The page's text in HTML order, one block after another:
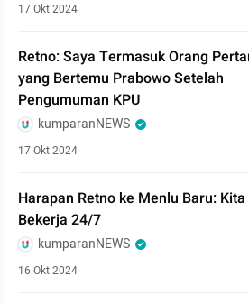
17 Okt 2024
Retno: Saya Termasuk Orang
yang Bertemu Prabowo Setelah
Pengumuman KPU
kumparanNEWS
17 Okt 2024
Harapan Retno ke Menlu Baru: Kita
Bekerja 24/7
kumparanNEWS
16 Okt 2024